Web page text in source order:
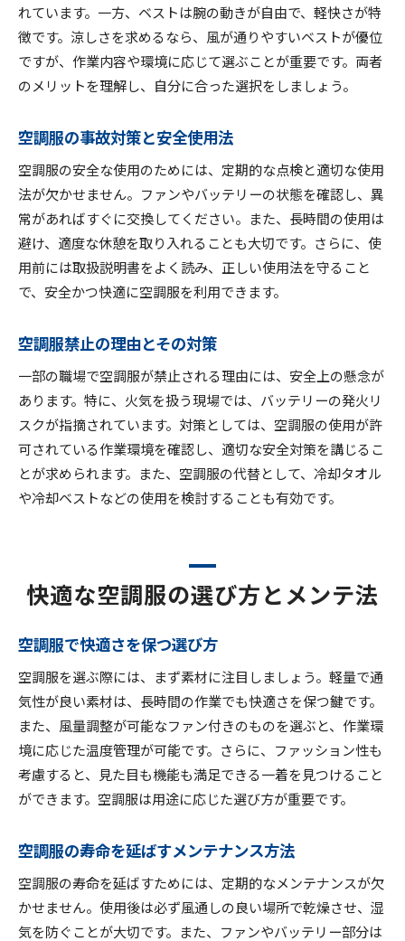
れています。一方、ベストは腕の動きが自由で、軽快さが特
徴です。涼しさを求めるなら、風が通りやすいベストが優位
ですが、作業内容や環境に応じて選ぶことが重要です。両者
のメリットを理解し、自分に合った選択をしましょう。
空調服の事故対策と安全使用法
空調服の安全な使用のためには、定期的な点検と適切な使用
法が欠かせません。ファンやバッテリーの状態を確認し、異
常があればすぐに交換してください。また、長時間の使用は
避け、適度な休憩を取り入れることも大切です。さらに、使
用前には取扱説明書をよく読み、正しい使用法を守ること
で、安全かつ快適に空調服を利用できます。
空調服禁止の理由とその対策
一部の職場で空調服が禁止される理由には、安全上の懸念が
あります。特に、火気を扱う現場では、バッテリーの発火リ
スクが指摘されています。対策としては、空調服の使用が許
可されている作業環境を確認し、適切な安全対策を講じるこ
とが求められます。また、空調服の代替として、冷却タオル
や冷却ベストなどの使用を検討することも有効です。
快適な空調服の選び方とメンテ法
空調服で快適さを保つ選び方
空調服を選ぶ際には、まず素材に注目しましょう。軽量で通
気性が良い素材は、長時間の作業でも快適さを保つ鍵です。
また、風量調整が可能なファン付きのものを選ぶと、作業環
境に応じた温度管理が可能です。さらに、ファッション性も
考慮すると、見た目も機能も満足できる一着を見つけること
ができます。空調服は用途に応じた選び方が重要です。
空調服の寿命を延ばすメンテナンス方法
空調服の寿命を延ばすためには、定期的なメンテナンスが欠
かせません。使用後は必ず風通しの良い場所で乾燥させ、湿
気を防ぐことが大切です。また、ファンやバッテリー部分は